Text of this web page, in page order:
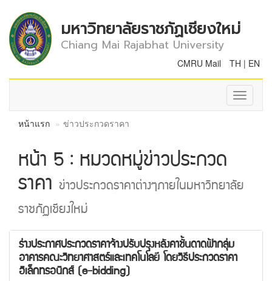
มหาวิทยาลัยราชภัฏเชียงใหม่
Chiang Mai Rajabhat University
CMRU Mail TH | EN
Toggle
หน้าแรก
ข่าวประกวดราคา
หน้า 5 : หมวดหมู่ข่าวประกวด
ราคา ข่าวประกวดราคาต่างๆภายในมหาวิทยาลัย
ราชภัฏเชียงใหม่
ร่างประกาศประกวดราคาจ้างปรับปรุงหลังคาชั้นดาดฟ้ากลุ่ม
อาคารคณะวิทยาศาสตร์และเทคโนโลยี โดยวิธีประกวดราคา
อิเล็กทรอนิกส์ (e-bidding)